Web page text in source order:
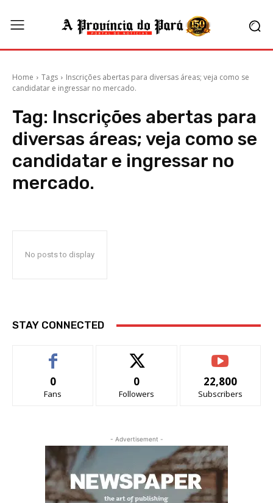
Home Tags
Inscrições abertas para diversas áreas; veja como se
candidatar e ingressar no mercado.
Tag: Inscrições abertas para
diversas áreas; veja como se
candidatar e ingressar no
mercado.
No posts to display
STAY CONNECTED
0
Fans
0
Followers
22,800
Subscribers
- Advertisement -